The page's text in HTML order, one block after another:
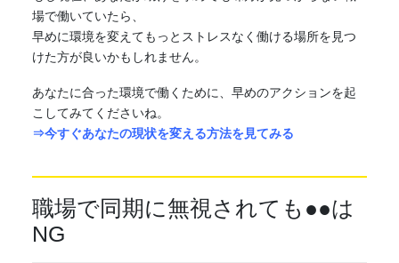
場で働いていたら、
早めに環境を変えてもっとストレスなく働ける場所を見つ
けた方が良いかもしれません。
あなたに合った環境で働くために、早めのアクションを起
こしてみてくださいね。
⇒今すぐあなたの現状を変える方法を見てみる
職場で同期に無視されても●●は
NG